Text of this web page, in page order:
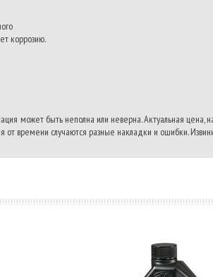
коррозию.
может быть неполна или неверна. Актуальная цена,
времени случаются разные накладки и ошибки.